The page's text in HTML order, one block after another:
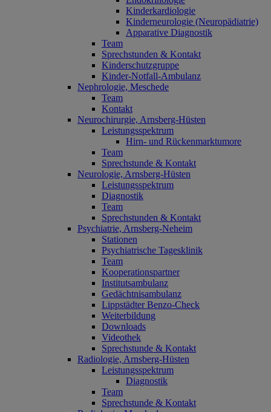
Kinderkardiologie
Kinderneurologie (Neuropädiatrie)
Apparative Diagnostik
Team
Sprechstunden & Kontakt
Kinderschutzgruppe
Kinder-Notfall-Ambulanz
Nephrologie, Meschede
Team
Kontakt
Neurochirurgie, Arnsberg-Hüsten
Leistungsspektrum
Hirn- und Rückenmarktumore
Team
Sprechstunde & Kontakt
Neurologie, Arnsberg-Hüsten
Leistungsspektrum
Diagnostik
Team
Sprechstunden & Kontakt
Psychiatrie, Arnsberg-Neheim
Stationen
Psychiatrische Tagesklinik
Team
Kooperationspartner
Institutsambulanz
Gedächtnisambulanz
Lippstädter Benzo-Check
Weiterbildung
Downloads
Videothek
Sprechstunde & Kontakt
Radiologie, Arnsberg-Hüsten
Leistungsspektrum
Diagnostik
Team
Sprechstunde & Kontakt